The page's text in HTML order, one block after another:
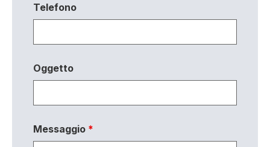
Telefono
Oggetto
Messaggio *